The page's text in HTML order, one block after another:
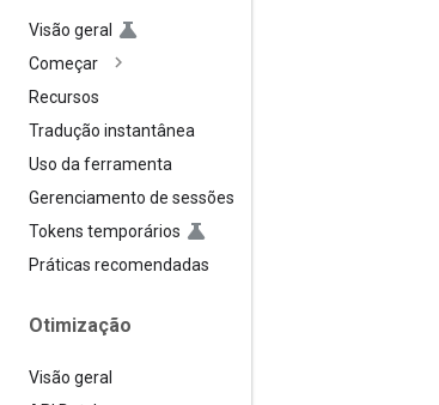
Visão geral
Começar
Recursos
Tradução instantânea
Uso da ferramenta
Gerenciamento de sessões
Tokens temporários
Práticas recomendadas
Otimização
Visão geral